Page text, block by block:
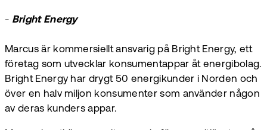
- Bright Energy
Marcus är kommersiellt ansvarig på Bright Energy, ett
företag som utvecklar konsumentappar åt energibolag.
Bright Energy har drygt 50 energikunder i Norden och
över en halv miljon konsumenter som använder någon
av deras kunders appar.